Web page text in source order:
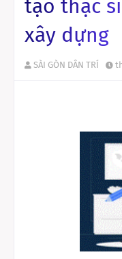
tạo thạc
xây dựng
SÀI GÒN DÂN TRÍ